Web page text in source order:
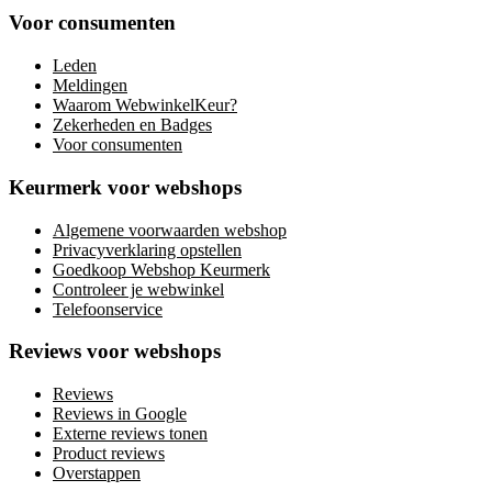
Voor consumenten
Leden
Meldingen
Waarom WebwinkelKeur?
Zekerheden en Badges
Voor consumenten
Keurmerk voor webshops
Algemene voorwaarden webshop
Privacyverklaring opstellen
Goedkoop Webshop Keurmerk
Controleer je webwinkel
Telefoonservice
Reviews voor webshops
Reviews
Reviews in Google
Externe reviews tonen
Product reviews
Overstappen